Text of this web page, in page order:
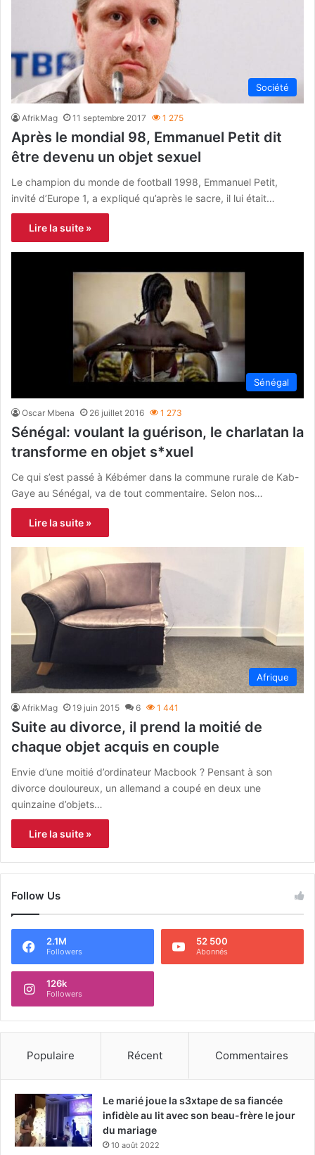
Société
AfrikMag 11 septembre 2017 1 275
Après le mondial 98, Emmanuel Petit dit
être devenu un objet sexuel
Le champion du monde de football 1998, Emmanuel Petit,
invité d’Europe 1, a expliqué qu’après le sacre, il lui était…
Lire la suite »
Sénégal
Oscar Mbena 26 juillet 2016 1 273
Sénégal: voulant la guérison, le charlatan la
transforme en objet s*xuel
Ce qui s’est passé à Kébémer dans la commune rurale de Kab-
Gaye au Sénégal, va de tout commentaire. Selon nos…
Lire la suite »
Afrique
AfrikMag 19 juin 2015 6 1 441
Suite au divorce, il prend la moitié de
chaque objet acquis en couple
Envie d’une moitié d’ordinateur Macbook ? Pensant à son
divorce douloureux, un allemand a coupé en deux une
quinzaine d’objets…
Lire la suite »
Follow Us
2.1M
Followers
52 500
Abonnés
126k
Followers
Populaire Récent Commentaires
Le marié joue la s3xtape de sa fiancée
infidèle au lit avec son beau-frère le jour
du mariage
10 août 2022